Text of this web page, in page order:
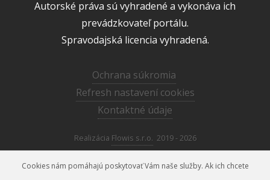
Autorské práva sú vyhradené a vykonáva ich
prevádzkovateľ portálu.
Spravodajská licencia vyhradená.
Ochrana súkromia
Refresh nastavení cookies
Kontaktné údaje
Realizácia Flowis s.r.o. 2019 - 2026
Cookies nám pomáhajú poskytovať Vám naše služby. Ak ich chcete